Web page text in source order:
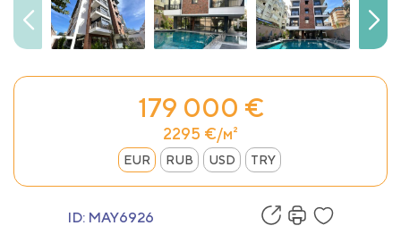
179 000 €
2295 €/м²
EUR RUB USD TRY
ID: MAY6926